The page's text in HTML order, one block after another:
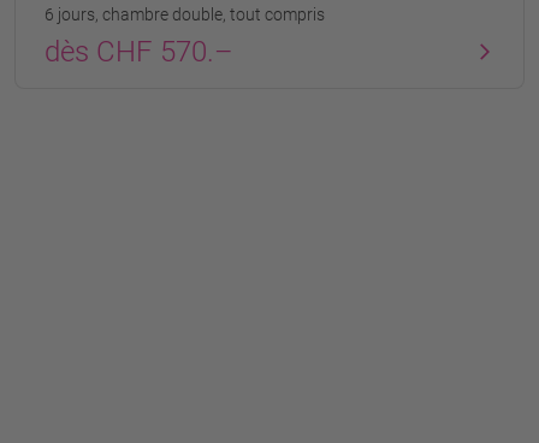
6 jours, chambre double, tout compris
dès CHF 570.–